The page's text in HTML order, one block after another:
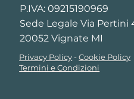
P.IVA: 09215190969
Sede Legale Via Pertini
20052 Vignate MI
Privacy Policy-Cookie Policy
Termini e Condizioni